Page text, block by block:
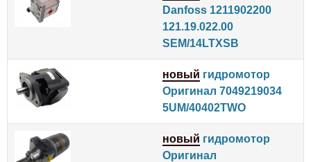
Danfoss 1211902200
121.19.022.00
SEM/14LTXSB
новый гидромотор
Оригинал 7049219034
5UM/40402TWO
новый гидромотор
Оригинал